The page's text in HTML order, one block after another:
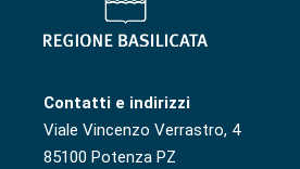
Contatti e indirizzi
Viale Vincenzo Verrastro, 4
85100 Potenza PZ